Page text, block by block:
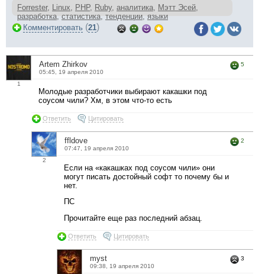
Forrester, Linux PHP, Ruby, аналитика Мэтт Эсей
разработка статистика тенденции языки
Комментировать (21)
1
Artem Zhirkov
05:45, 19 апреля 2010
5
Молодые разработчики выбирают какашки под
соусом чили? Хм, в этом что-то есть
Ответить Цитировать
2
ffldove
07:47, 19 апреля 2010
2
Если на «какашках под соусом чили» они
могут писать достойный софт то почему бы и
нет.
ПС
Прочитайте еще раз последний абзац.
Ответить Цитировать
myst
09:38, 19 апреля 2010
3